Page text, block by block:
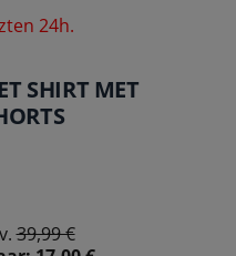
24h.
SHIRT MET
39,99 €